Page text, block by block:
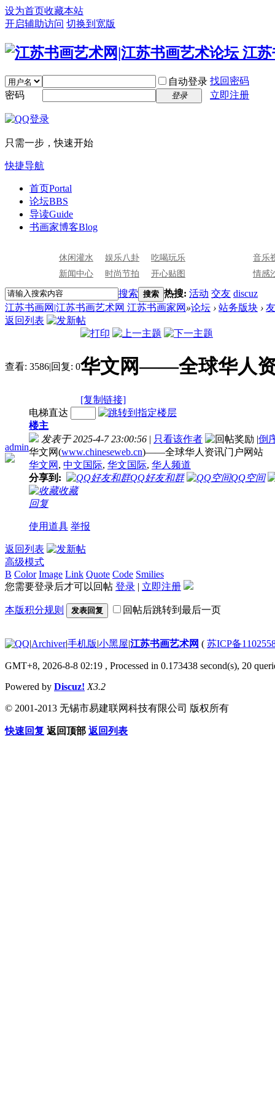
设为首页收藏本站
开启辅助访问 切换到宽版
自动登录 找回密码
密码
登录 立即注册
只需一步，快速开始
快捷导航
首页Portal
论坛BBS
导读Guide
书画家博客Blog
休闲灌水 娱乐八卦
吃喝玩乐
新闻中心
时尚节拍 开心贴图
音乐
情感
搜索 搜索 热搜: 活动 交友 discuz
江苏书画网|江苏书画艺术网 江苏书画家网 »论坛 › 站务版块 ›
返回列表
查看: 3586|回复: 0华文网——全球华人
[复制链接]
admin
电梯直达
楼主
发表于 2025-4-7 23:00:56 | 只看该作者 |倒
华文网(www.chineseweb.cn)——全球华人资讯门户网站
华文网 , 中文国际, 华文国际, 华人频道
分享到:
QQ好友和群
QQ空间
收藏
回复
使用道具 举报
返回列表
高级模式
B Color Image Link Quote Code Smilies
您需要登录后才可以回帖 登录 | 立即注册
本版积分规则 发表回复 回帖后跳转到最后一页
|Archiver|手机版|小黑屋|江苏书画艺术网 ( 苏ICP备
GMT+8, 2026-8-8 02:19 , Processed in 0.173438 second(s), 20
Powered by Discuz! X3.2
© 2001-2013 无锡市易建联网科技有限公司 版权所有
快速回复 返回顶部 返回列表